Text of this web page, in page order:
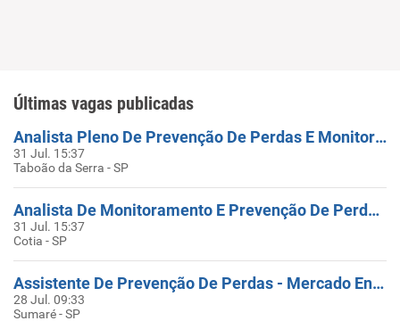
Últimas vagas publicadas
Analista Pleno De Prevenção De Perdas E Monitoramento (CCM)
31 Jul. 15:37
Taboão da Serra - SP
Analista De Monitoramento E Prevenção De Perdas – Pessoas Com Deficiência
31 Jul. 15:37
Cotia - SP
Assistente De Prevenção De Perdas - Mercado Envíos (Mercado Livre)
28 Jul. 09:33
Sumaré - SP